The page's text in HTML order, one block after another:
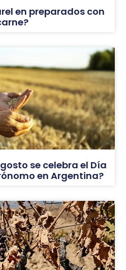
en preparados con
se celebra el Día
en Argentina?